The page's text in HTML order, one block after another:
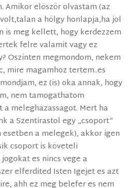
Amikor elöször olvastam (az
a hölgy honlapja,ha jol
is meg kellett, hogy kerdezzem
felre valamit vagy ez
Oszinten megmondom, nekem
mire magamhoz tertem..es
ez (is) oka annak, hogy
nem tamogathatom
meleghazassagot. Mert ha
a Szentirastol egy „csoport“
a melegek), akkor igen
csoport is követeli
es nincs vege a
elferdited Isten Igejet es azt
ahh ez meg belefer es nem